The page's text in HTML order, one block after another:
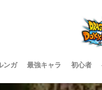
ンガ 最強キャラ 初心者